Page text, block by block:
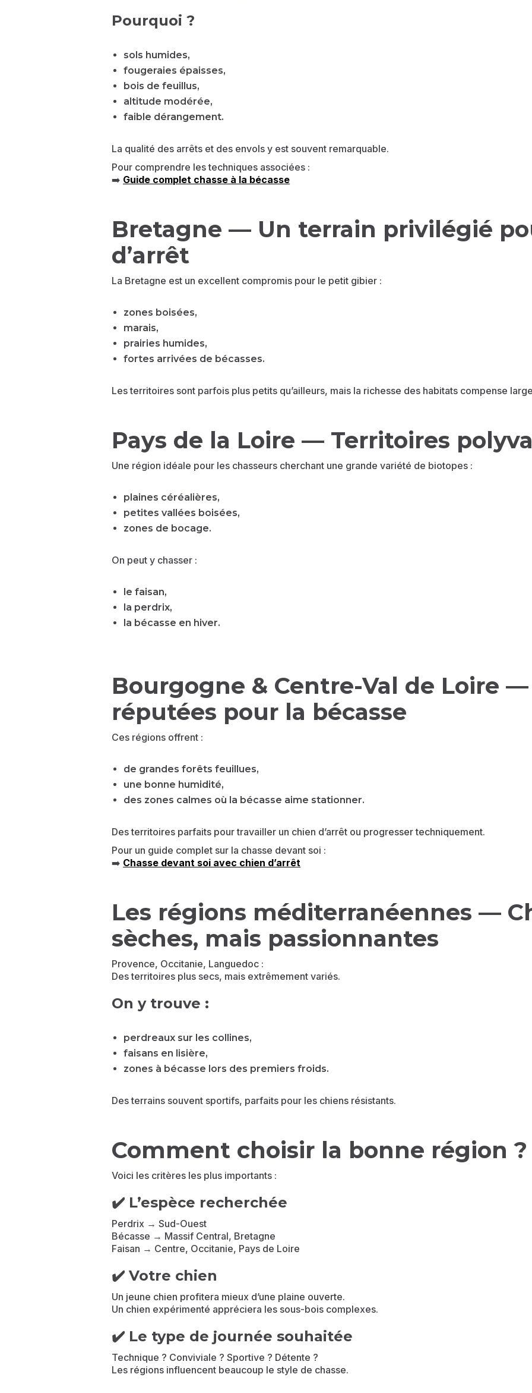
Pourquoi ?
sols humides,
fougeraies épaisses,
bois de feuillus,
altitude modérée,
faible dérangement.
La qualité des arrêts et des envols y est souvent remarquable.
Pour comprendre les techniques associées :
➡️ Guide complet chasse à la bécasse
Bretagne — Un terrain privilégié
d’arrêt
La Bretagne est un excellent compromis pour le petit gibier :
zones boisées,
marais,
prairies humides,
fortes arrivées de bécasses.
Les territoires sont parfois plus petits qu’ailleurs, mais la richesse des habitats compense
Pays de la Loire — Territoires
Une région idéale pour les chasseurs cherchant une grande variété de biotopes :
plaines céréalières,
petites vallées boisées,
zones de bocage.
On peut y chasser :
le faisan,
la perdrix,
la bécasse en hiver.
Bourgogne & Centre-Val de Loire
réputées pour la bécasse
Ces régions offrent :
de grandes forêts feuillues,
une bonne humidité,
des zones calmes où la bécasse aime stationner.
Des territoires parfaits pour travailler un chien d’arrêt ou progresser techniquement.
Pour un guide complet sur la chasse devant soi :
➡️ Chasse devant soi avec chien d’arrêt
Les régions méditerranéennes —
sèches, mais passionnantes
Provence, Occitanie, Languedoc :
Des territoires plus secs, mais extrêmement variés.
On y trouve :
perdreaux sur les collines,
faisans en lisière,
zones à bécasse lors des premiers froids.
Des terrains souvent sportifs, parfaits pour les chiens résistants.
Comment choisir la bonne région ?
Voici les critères les plus importants :
✔️ L’espèce recherchée
Perdrix → Sud-Ouest
Bécasse → Massif Central, Bretagne
Faisan → Centre, Occitanie, Pays de Loire
✔️ Votre chien
Un jeune chien profitera mieux d’une plaine ouverte.
Un chien expérimenté appréciera les sous-bois complexes.
✔️ Le type de journée souhaitée
Technique ? Conviviale ? Sportive ? Détente ?
Les régions influencent beaucoup le style de chasse.